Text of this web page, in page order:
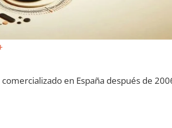
en España después dе